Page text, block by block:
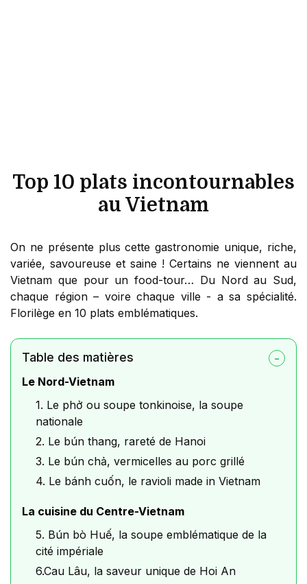
Top 10 plats incontournables
au Vietnam
On ne présente plus cette gastronomie unique, riche,
variée, savoureuse et saine ! Certains ne viennent au
Vietnam que pour un food-tour… Du Nord au Sud,
chaque région – voire chaque ville - a sa spécialité.
Florilège en 10 plats emblématiques.
Table des matières
Le Nord-Vietnam
1. Le phở ou soupe tonkinoise, la soupe
nationale
2. Le bún thang, rareté de Hanoi
3. Le bún chả, vermicelles au porc grillé
4. Le bánh cuốn, le ravioli made in Vietnam
La cuisine du Centre-Vietnam
5. Bún bò Huế, la soupe emblématique de la
cité impériale
6.Cau Lâu, la saveur unique de Hoi An